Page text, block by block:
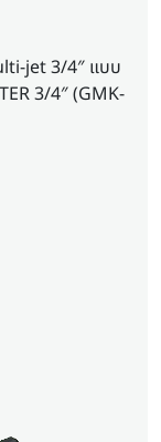
jet 3/4″ แบบ
3/4″ (GMK-